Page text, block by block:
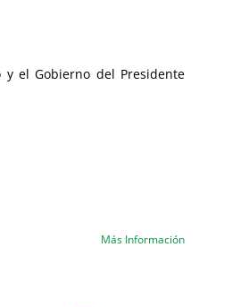
el Gobierno del Presidente
Más Información